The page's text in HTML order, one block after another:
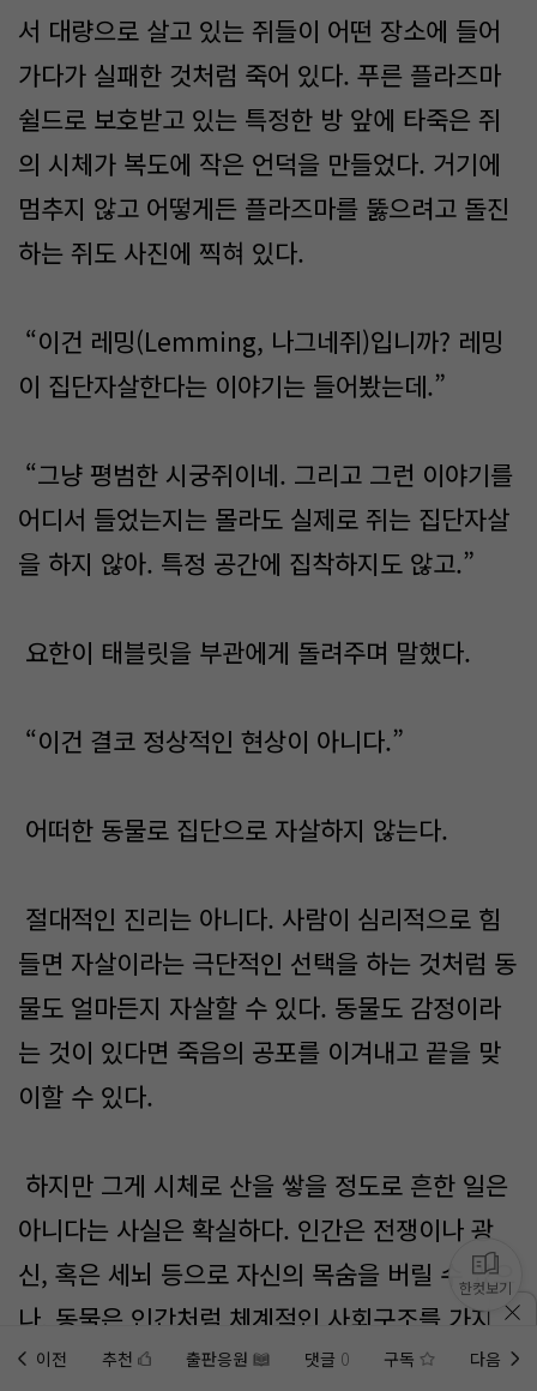
서 대량으로 살고 있는 쥐들이 어떤 장소에 들어
가다가 실패한 것처럼 죽어 있다. 푸른 플라즈마
쉴드로 보호받고 있는 특정한 방 앞에 타죽은 쥐
의 시체가 복도에 작은 언덕을 만들었다. 거기에
멈추지 않고 어떻게든 플라즈마를 뚫으려고 돌진
하는 쥐도 사진에 찍혀 있다.
“이건 레밍(Lemming, 나그네쥐)입니까? 레밍
이 집단자살한다는 이야기는 들어봤는데.”
“그냥 평범한 시궁쥐이네. 그리고 그런 이야기를
어디서 들었는지는 몰라도 실제로 쥐는 집단자살
을 하지 않아. 특정 공간에 집착하지도 않고.”
요한이 태블릿을 부관에게 돌려주며 말했다.
“이건 결코 정상적인 현상이 아니다.”
어떠한 동물로 집단으로 자살하지 않는다.
절대적인 진리는 아니다. 사람이 심리적으로 힘
들면 자살이라는 극단적인 선택을 하는 것처럼 동
물도 얼마든지 자살할 수 있다. 동물도 감정이라
는 것이 있다면 죽음의 공포를 이겨내고 끝을 맞
이할 수 있다.
하지만 그게 시체로 산을 쌓을 정도로 흔한 일은
아니다는 사실은 확실하다. 인간은 전쟁이나 광
신, 혹은 세뇌 등으로 자신의 목숨을 버릴 수 있으
나, 동물은 인간처럼 체계적인 사회구조를 가지고
있지 않다. 그것들의 최우선 목표는 생존과 종족
이전 추천 출판응원 댓글 0 구독 다음
한컷보기
홈에미노벨 웹추가하기 미노벨 앱설치하기